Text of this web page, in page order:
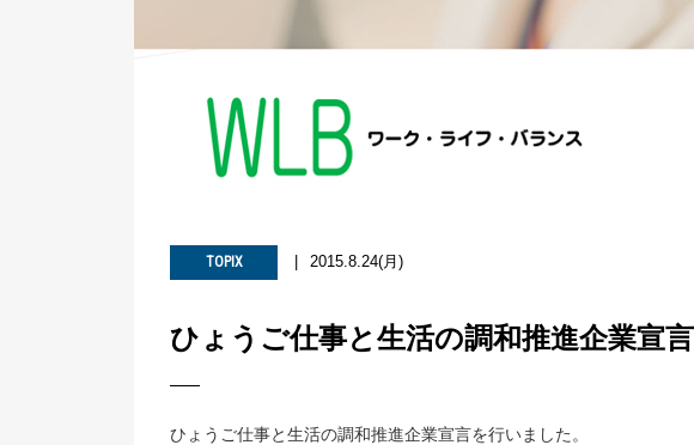
TOPIX 2015.8.24(月)
ひょうご仕事と生活の調和推進企業宣
ひょうご仕事と生活の調和推進企業宣言を行いました。